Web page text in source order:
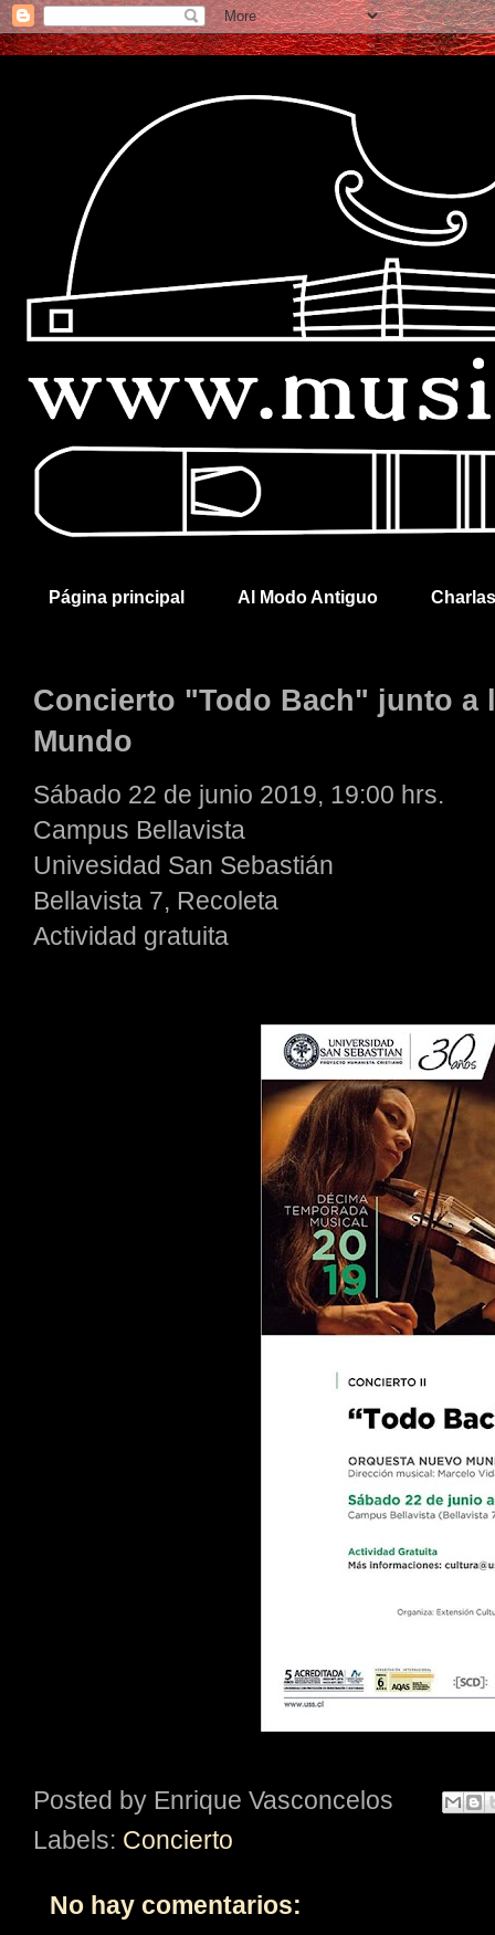
Página principal Al Modo Antiguo
Concierto "Todo Bach" junto a
Mundo
Sábado 22 de junio 2019, 19:00 hrs.
Campus Bellavista
Univesidad San Sebastián
Bellavista 7, Recoleta
Actividad gratuita
Posted by Enrique Vasconcelos
Labels: Concierto
No hay comentarios: